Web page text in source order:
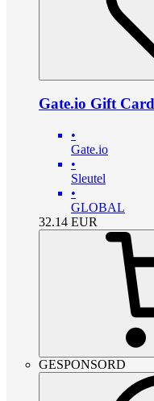
Gate.io Gift
•
Gate.io
•
Sleutel
•
GLOBAL
32.14 EUR
GESPONSORD